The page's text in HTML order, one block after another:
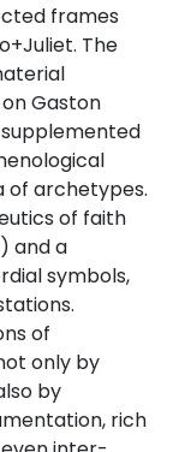
frames
The
Gaston
of archetypes.
of faith
and a
symbols,
of
only by
by
rich